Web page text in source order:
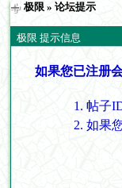
极限 » 论坛提示
极限 提示信息
如果您已注册
帖子
如果